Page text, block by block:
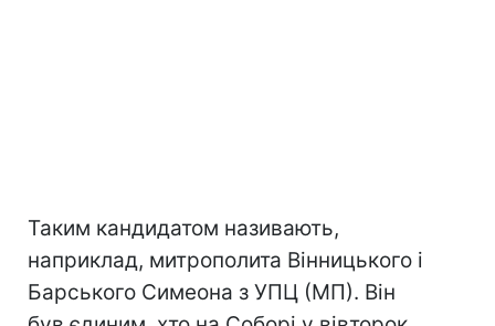
Таким кандидатом називають,
наприклад, митрополита Вінницького і
Барського Симеона з УПЦ (МП). Він